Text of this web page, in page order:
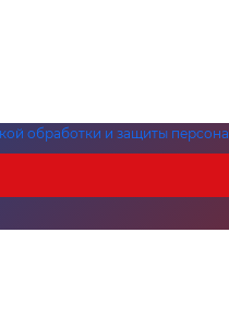
обработки и защиты